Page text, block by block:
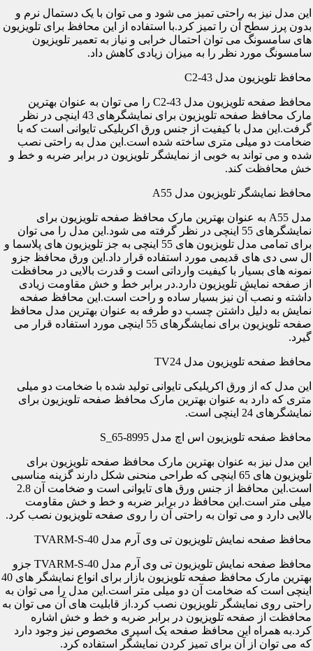
این مدل نیز به راحتی تمیز می شود و می توان با یک دستمال نرم و
بدون پرز سطح آن را تمیز کرد.با استفاده از این محافظ برای تلویزیون
های سامسونگ می توان احتمال خرابی و نیاز به تعمیر تلویزیون
سامسونگ مورد نظر را به میزان زیادی کاهش داد.
محافظ تلویزیون مدل C2-43
محافظ صفحه تلویزیون مدل C2-43 را می توان به عنوان بهترین
مارک محافظ صفحه تلویزیون برای نمایشگرهای 43 اینچی در نظر
گرفت.این مدل با کیفیت از جنس ورق اکریلیکی تایوانی است که با
ضخامت دو میلی متری ساخته شده است.این مدل به راحتی نصب
شده و می تواند به خوبی از نمایشگر تلویزیون در برابر ضربه و خط و
خش محافظت کند.
محافظ نمایشگر تلویزیون مدل A55
مدل A55 به عنوان بهترین مارک محافظ صفحه تلویزیون برای
نمایشگرهای 55 اینچی در نظر گرفته می شود.این مدل را می توان
برای تمامی مدل تلویزیون های 55 اینچی به جز تلویزیون های پلاسما و
ال سی دی های قدیمی مورد استفاده قرار داد.این ورق محافظ جزو
نمونه های بسیار با کیفیت وارداتی است و قدرت بالایی در محافظت
از صفحه نمایش تلویزیون دارد.در برابر خط و خش مقاومت زیادی
داشته و نصب آن نیز بسیار ساده و راحت است.این محافظ صفحه
نمایش به دلیل داشتن چسب دو طرفه به عنوان بهترین مدل محافظ
صفحه تلویزیون برای نمایشگرهای 55 اینچی مورد استفاده قرار می
گیرد.
محافظ صفحه تلویزیون مدل TV24
این مدل که از ورق اکریلیکی تایوانی تولید شده با ضخامت دو میلی
متری که دارد به عنوان بهترین مارک محافظ صفحه تلویزیون برای
نمایشگرهای 24 اینچی است.
محافظ صفحه تلویزیون اس اچ مدل S_65-8995
این مدل نیز به عنوان بهترین مارک محافظ صفحه تلویزیون برای
تلویزیون های 65 اینچی که طراحی منحنی شکل دارند گزینه مناسبی
است.این محافظ از جنس ورق های تایوانی است و ضخامت آن 2.8
میلی متر است.این محافظ در برابر ضربه و خط و خش مقاومت
بالایی دارد و می توان به راحتی آن را روی صفحه تلویزیون نصب کرد.
محافظ صفحه نمایش تلویزیون تی وی آرم مدل TVARM-S-40
محافظ صفحه نمایش تلویزیون تی وی آرم مدل TVARM-S-40 جزو
بهترین مارک محافظ صفحه تلویزیون بازار برای انواع نمایشگر های 40
اینچی است که ضخامت آن دو میلی متر است.این مدل را می توان به
راحتی روی نمایشگر تلویزیون نصب کرد.از قابلیت های آن می توان به
محافظت از صفحه تلویزیون در برابر ضربه و خط و خش اشاره
کرد.به همراه این محافظ صفحه یک اسپری مخصوص نیز وجود دارد
که می توان از آن برای تمیز کردن نمایشگر استفاده کرد.